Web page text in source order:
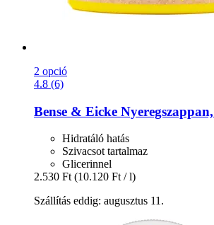
2 opció
4.8 (6)
Bense & Eicke
Hidratáló hatás
Szivacsot tartalmaz
Glicerinnel
2.530 Ft (10.120 Ft / l)
Szállítás eddig: augusztus 11.